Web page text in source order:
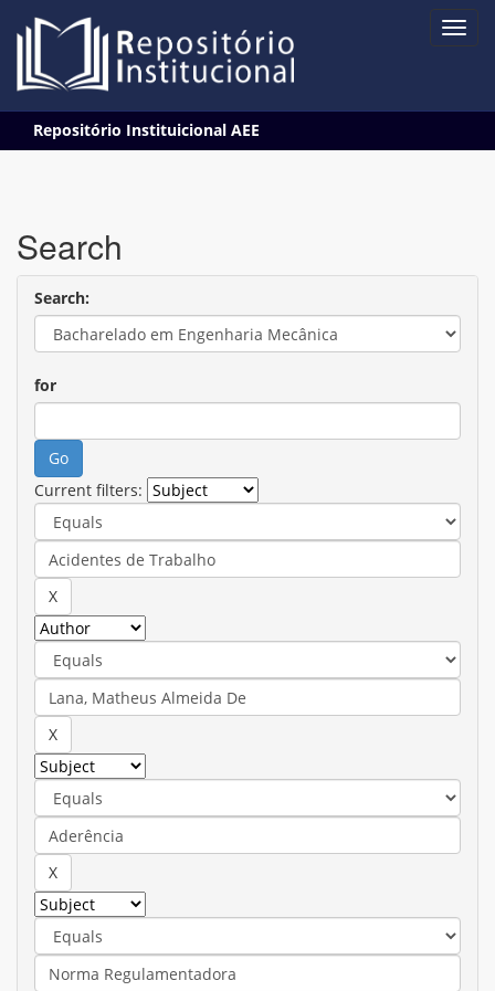
navigation
Repositório Instituicional AEE
Search
Search:
for
Current filters: